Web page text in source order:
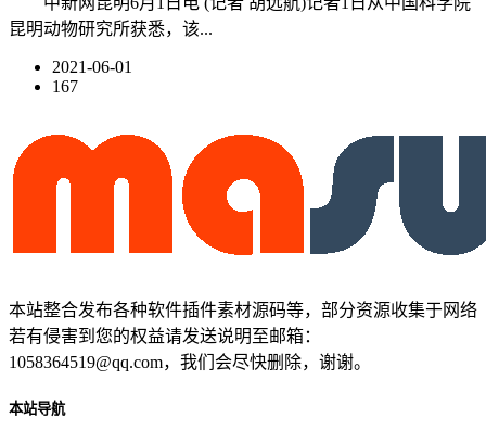
昆明动物研究所获悉，该...
2021-06-01
167
本站整合发布各种软件插件素材源码等，部分资源收集于网络
若有侵害到您的权益请发送说明至邮箱：
1058364519@qq.com，我们会尽快删除，谢谢。
本站导航